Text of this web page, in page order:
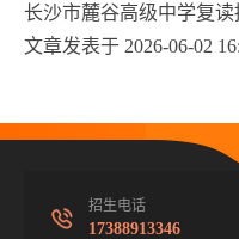
长沙市麓谷高级中学复读
文章发表于 2026-06-02
招生电话
17388913346